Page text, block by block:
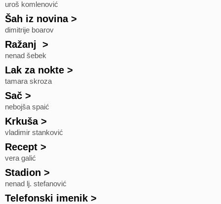
uroš komlenović
Šah iz novina>
dimitrije boarov
Ražanj >
nenad šebek
Lak za nokte >
tamara skroza
Sač >
nebojša spaić
Krkuša>
vladimir stanković
Recept >
vera galić
Stadion >
nenad lj. stefanović
Telefonski imenik >